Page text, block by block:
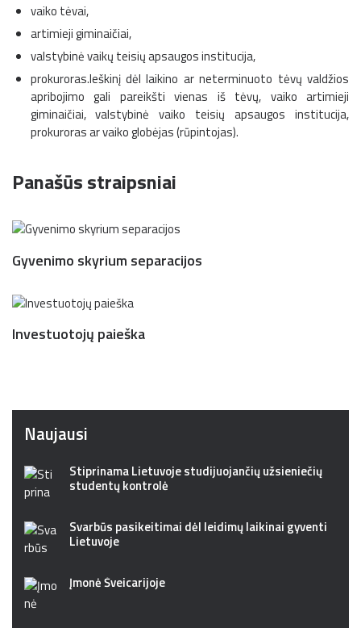
vaiko tėvai,
artimieji giminaičiai,
valstybinė vaikų teisių apsaugos institucija,
prokuroras.Ieškinį dėl laikino ar neterminuoto tėvų valdžios
apribojimo gali pareikšti vienas iš tėvų, vaiko artimieji
giminaičiai, valstybinė vaiko teisių apsaugos institucija,
prokuroras ar vaiko globėjas (rūpintojas).
Panašūs straipsniai
Gyvenimo skyrium separacijos
Investuotojų paieška
Naujausi
Stiprinama Lietuvoje studijuojančių užsieniečių
studentų kontrolė
Svarbūs pasikeitimai dėl leidimų laikinai gyventi
Lietuvoje
Įmonė Šveicarijoje